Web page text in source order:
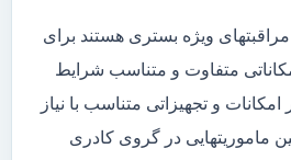
ویژه بستری هستند برای
متفاوت و متناسب شرایط
و تجهیزاتی متناسب با نیاز
ماموریتهایی در گروی کادری